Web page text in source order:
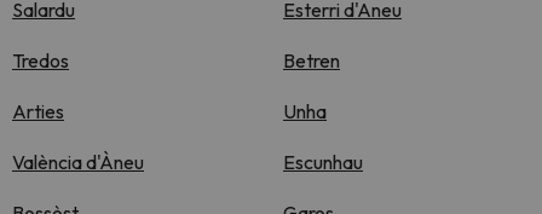
Salardu Esterri d'Aneu
Tredos Betren
Arties Unha
València d'Àneu Escunhau